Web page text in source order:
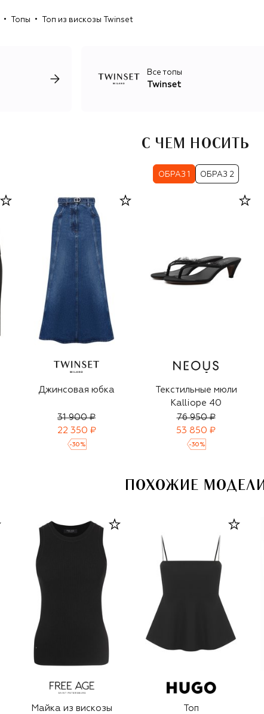
Топы Топ из вискозы Twinset
Все топы
Twinset
С ЧЕМ НОСИТЬ
ОБРАЗ 1 ОБРАЗ 2
Джинсовая юбка
31 900 ₽
22 350 ₽
-30 %
Текстильные мюли
Kalliope 40
76 950 ₽
53 850 ₽
-30 %
ПОХОЖИЕ МОДЕЛИ
Майка из вискозы Топ